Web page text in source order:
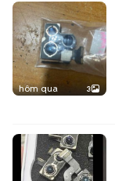
hôm qua 3